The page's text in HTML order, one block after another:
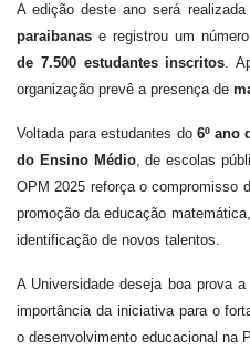
A edição deste ano será realizada
paraibanas e registrou um
de 7.500 estudantes inscritos.
organização prevê a presença de
Voltada para estudantes do 6º ano
do Ensino Médio, de escolas
OPM 2025 reforça o compromisso
promoção da educação
identificação de novos talentos.
A Universidade deseja boa prova
importância da iniciativa para o
o desenvolvimento educacional na